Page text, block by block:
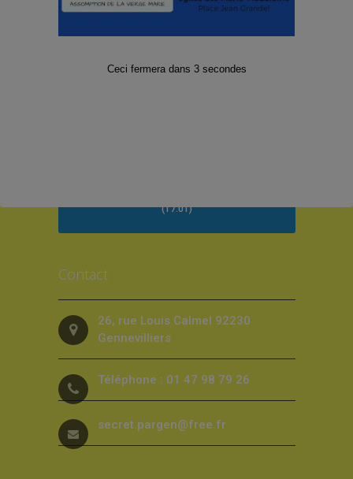
Grésillons 2025
Territoire de la paroisse
(17.01)
Contact
26, rue Louis Calmel 92230
Gennevilliers
Téléphone : 01 47 98 79 26
secret.pargen@free.fr
Ceci fermera dans 2secondes